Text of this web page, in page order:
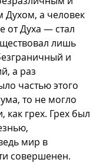
Духом, а человек
от Духа — стал
лишь
и
а раз
частью этого
то не могло
как грех. Грех был
мир в
совершенен.